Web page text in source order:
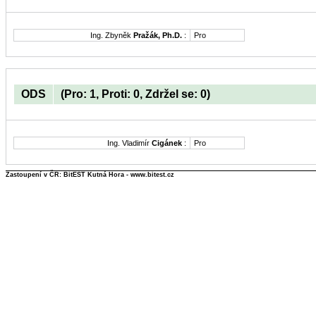
Ing. Zbyněk Pražák, Ph.D. : Pro
ODS (Pro: 1, Proti: 0, Zdržel se: 0)
Ing. Vladimír Cigánek : Pro
Zastoupení v ČR: BitEST Kutná Hora - www.bitest.cz